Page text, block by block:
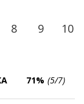
8 9 10
71% (5/7)